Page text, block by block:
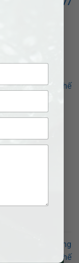
0377 377
bạn!
Tháp như thế
như thế nào?
như thế nào?
như thế nào?
ly hôn đơn phương
phố Sa Đéc như thế